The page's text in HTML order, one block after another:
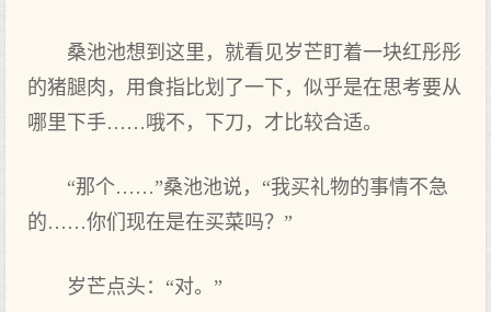
桑池池想到这里，就看见岁芒盯着一块红彤彤
的猪腿肉，用食指比划了一下，似乎是在思考要从
哪里下手……哦不，下刀，才比较合适。
“那个……”桑池池说，“我买礼物的事情不急
的……你们现在是在买菜吗？”
岁芒点头：“对。”